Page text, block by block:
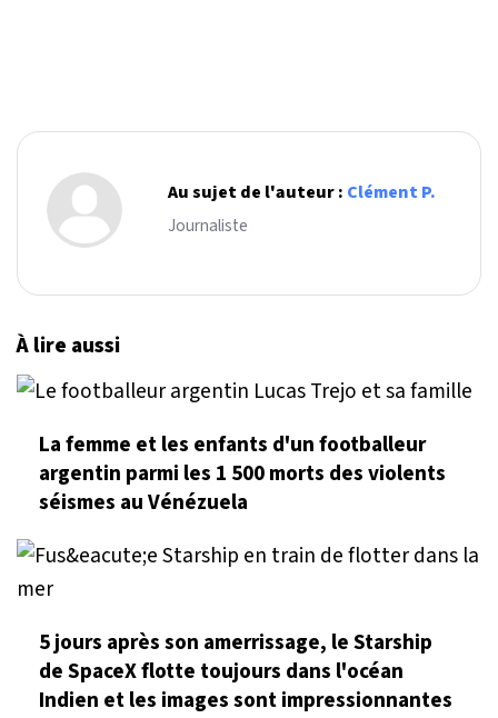
Au sujet de l'auteur : Clément P.
Journaliste
À lire aussi
La femme et les enfants d'un footballeur
argentin parmi les 1 500 morts des violents
séismes au Vénézuela
5 jours après son amerrissage, le Starship
de SpaceX flotte toujours dans l'océan
Indien et les images sont impressionnantes